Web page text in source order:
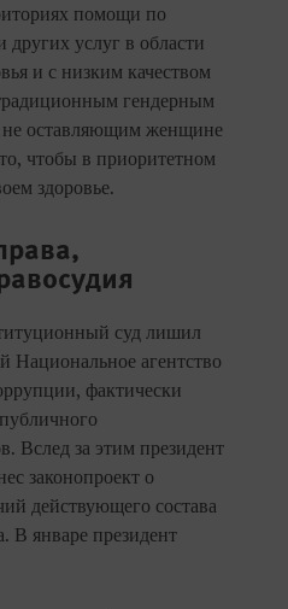
помощи по
услуг в области
и с низким качеством
гендерным
не оставляющим женщине
чтобы в приоритетном
здоровье.
суд лишил
агентство
фактически
Вслед за этим президент
законопроект о
действующего состава
В январе президент